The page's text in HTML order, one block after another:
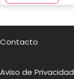
Contacto
Aviso de Privacidad